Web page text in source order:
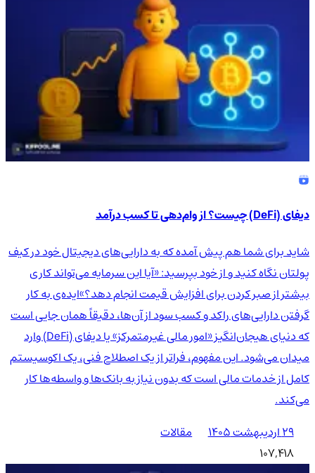
دیفای (DeFi) چیست؟ از وام‌دهی تا کسب درآمد
شاید برای شما هم پیش آمده که به دارایی‌های دیجیتال خود در کیف
پولتان نگاه کنید و از خود بپرسید: «آیا این سرمایه می‌تواند کاری
بیشتر از صبر کردن برای افزایش قیمت انجام دهد؟»ایده‌ی به کار
گرفتن دارایی‌های راکد و کسب سود از آن‌ها، دقیقاً همان جایی است
که دنیای هیجان‌انگیز «امور مالی غیرمتمرکز» یا دیفای (DeFi) وارد
میدان می‌شود. این مفهوم، فراتر از یک اصطلاح فنی، یک اکوسیستم
کامل از خدمات مالی است که بدون نیاز به بانک‌ها و واسطه‌ها کار
می‌کند.
۲۹ اردیبهشت ۱۴۰۵
مقالات
107,418